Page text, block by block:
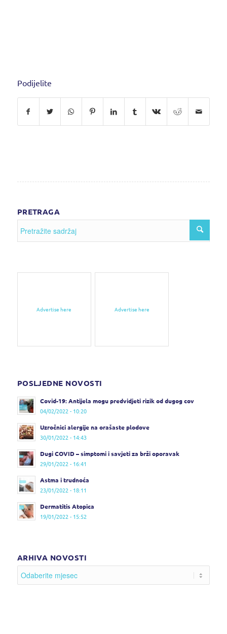
Podijelite
PRETRAGA
Advertise here Advertise here
POSLJEDNE NOVOSTI
Covid-19: Antijela mogu predvidjeti rizik od dugog cov
04/02/2022 - 10:20
Uzročnici alergije na orašaste plodove
30/01/2022 - 14:43
Dugi COVID – simptomi i savjeti za brži oporavak
29/01/2022 - 16:41
Astma i trudnoća
23/01/2022 - 18:11
Dermatitis Atopica
19/01/2022 - 15:52
ARHIVA NOVOSTI